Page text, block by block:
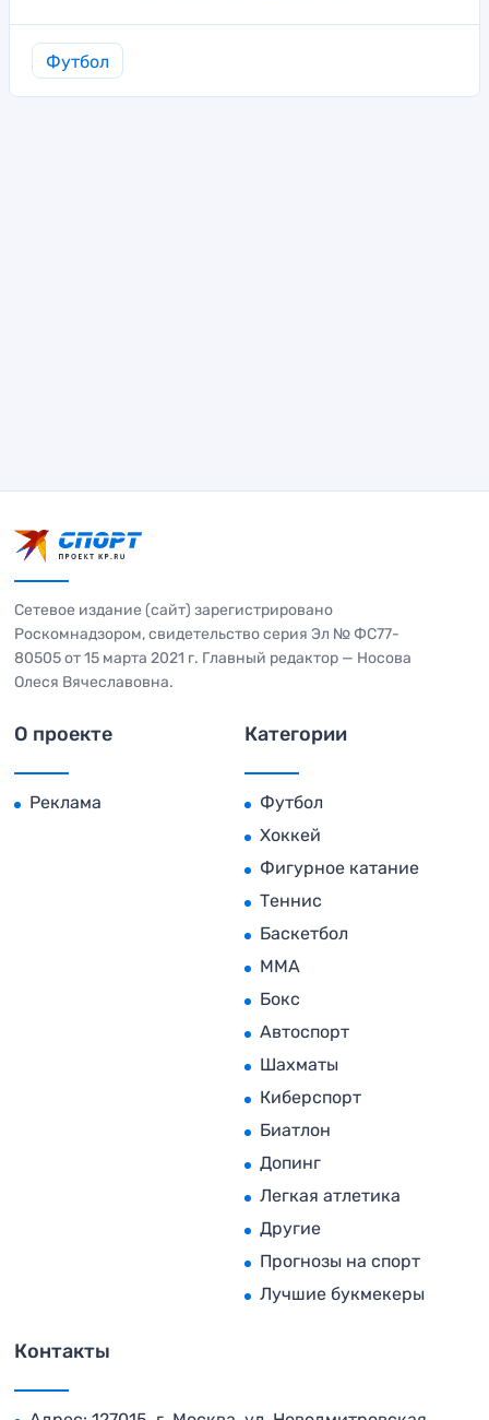
Футбол
Сетевое издание (сайт) зарегистрировано
Роскомнадзором, свидетельство серия Эл № ФС77-
80505 от 15 марта 2021 г. Главный редактор — Носова
Олеся Вячеславовна.
О проекте
Реклама
Категории
Футбол
Хоккей
Фигурное катание
Теннис
Баскетбол
MMA
Бокс
Автоспорт
Шахматы
Киберспорт
Биатлон
Допинг
Легкая атлетика
Другие
Прогнозы на спорт
Лучшие букмекеры
Контакты